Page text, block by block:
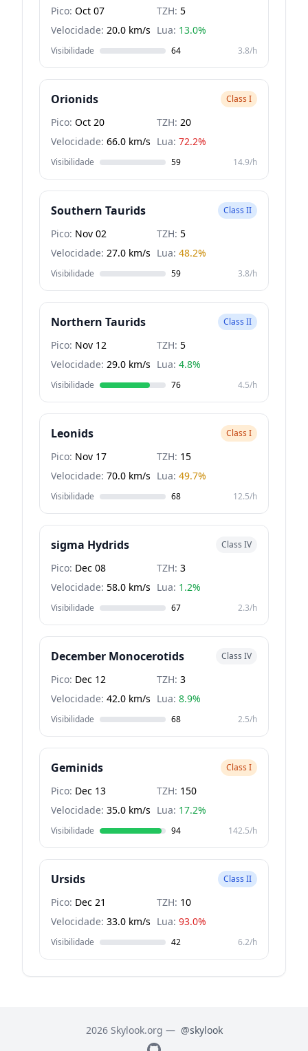
Pico: Oct 07 TZH: 5
Velocidade: 20.0 km/s Lua: 13.0%
Visibilidade 64 3.8/h
Orionids Class I
Pico: Oct 20 TZH: 20
Velocidade: 66.0 km/s Lua: 72.2%
Visibilidade 59 14.9/h
Southern Taurids Class II
Pico: Nov 02 TZH: 5
Velocidade: 27.0 km/s Lua: 48.2%
Visibilidade 59 3.8/h
Northern Taurids Class II
Pico: Nov 12 TZH: 5
Velocidade: 29.0 km/s Lua: 4.8%
Visibilidade 76 4.5/h
Leonids Class I
Pico: Nov 17 TZH: 15
Velocidade: 70.0 km/s Lua: 49.7%
Visibilidade 68 12.5/h
sigma Hydrids Class IV
Pico: Dec 08 TZH: 3
Velocidade: 58.0 km/s Lua: 1.2%
Visibilidade 67 2.3/h
December Monocerotids Class IV
Pico: Dec 12 TZH: 3
Velocidade: 42.0 km/s Lua: 8.9%
Visibilidade 68 2.5/h
Geminids Class I
Pico: Dec 13 TZH: 150
Velocidade: 35.0 km/s Lua: 17.2%
Visibilidade 94 142.5/h
Ursids Class II
Pico: Dec 21 TZH: 10
Velocidade: 33.0 km/s Lua: 93.0%
Visibilidade 42 6.2/h
2026 Skylook.org — @skylook